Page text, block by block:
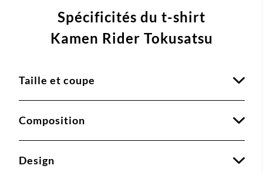
Spécificités du t-shirt
Kamen Rider Tokusatsu
Taille et coupe
Composition
Design